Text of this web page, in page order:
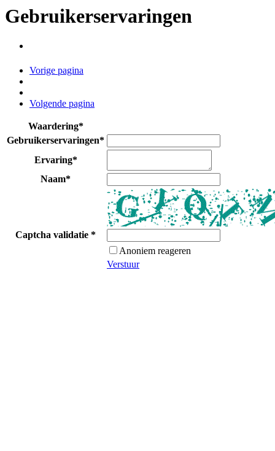
Gebruikerservaringen
Vorige pagina
Volgende pagina
Waardering*
Gebruikerservaringen*
Ervaring*
Naam*
Captcha validatie *
Anoniem reageren
Verstuur